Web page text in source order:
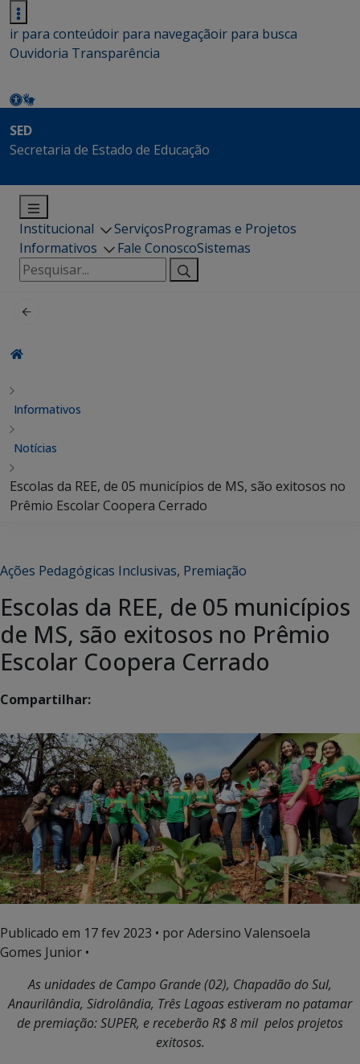
ir para conteúdoir para navegaçãoir para busca
Ouvidoria Transparência
SED
Secretaria de Estado de Educação
Institucional ServiçosProgramas e Projetos
Informativos
Fale ConoscoSistemas
Pesquisar
por:
Informativos
Notícias
Escolas da REE, de 05 municípios de MS, são exitosos no
Prêmio Escolar Coopera Cerrado
Ações Pedagógicas Inclusivas, Premiação
Escolas da REE, de 05 municípios
de MS, são exitosos no Prêmio
Escolar Coopera Cerrado
Compartilhar:
Publicado em 17 fev 2023 • por Adersino Valensoela
Gomes Junior •
As unidades de Campo Grande (02), Chapadão do Sul,
Anaurilândia, Sidrolândia, Três Lagoas estiveram no patamar
de premiação:SUPER, e receberão R$ 8 mil pelos projetos
exitosos.